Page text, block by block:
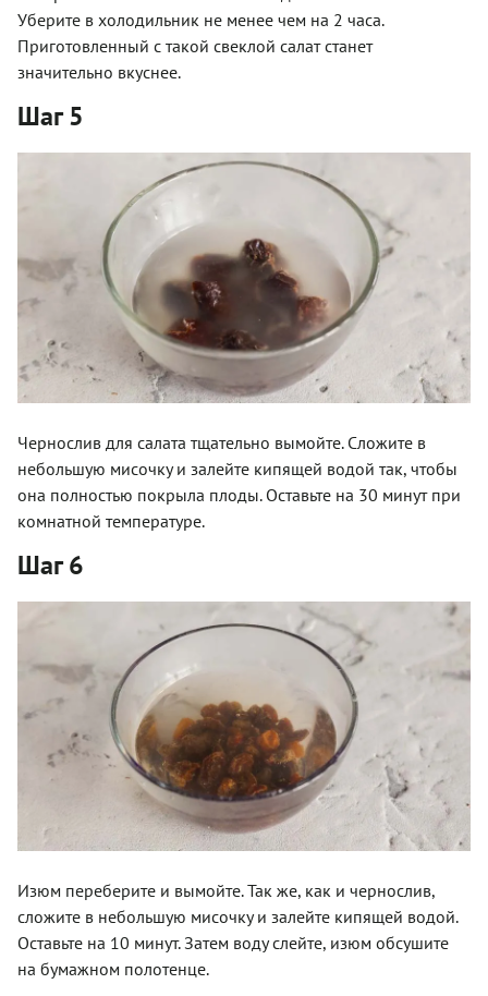
Уберите в холодильник не менее чем на 2 часа.
Приготовленный с такой свеклой салат станет
значительно вкуснее.
Шаг 5
Чернослив для салата тщательно вымойте. Сложите в
небольшую мисочку и залейте кипящей водой так, чтобы
она полностью покрыла плоды. Оставьте на 30 минут при
комнатной температуре.
Шаг 6
Изюм переберите и вымойте. Так же, как и чернослив,
сложите в небольшую мисочку и залейте кипящей водой.
Оставьте на 10 минут. Затем воду слейте, изюм обсушите
на бумажном полотенце.